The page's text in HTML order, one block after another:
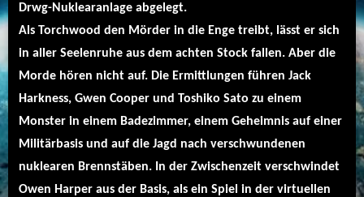
Drwg-Nuklearanlage abgelegt.
Als Torchwood den Mörder in die Enge treibt, lässt er sich
in aller Seelenruhe aus dem achten Stock fallen. Aber die
Morde hören nicht auf. Die Ermittlungen führen Jack
Harkness, Gwen Cooper und Toshiko Sato zu einem
Monster in einem Badezimmer, einem Geheimnis auf einer
Militärbasis und auf die Jagd nach verschwundenen
nuklearen Brennstäben. In der Zwischenzeit verschwindet
Owen Harper aus der Basis, als ein Spiel in der virtuellen